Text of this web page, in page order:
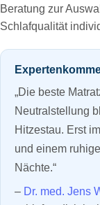
Beratung zur
Schlafqualität
„Die beste
Neutralstellung
Hitzestau. Erst
und einem
Nächte.“
– Dr. med. Jens